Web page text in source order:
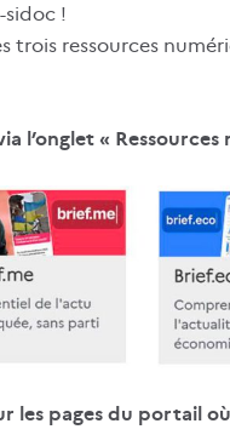
!
trois ressources
l’onglet « Ressources
les pages du portail